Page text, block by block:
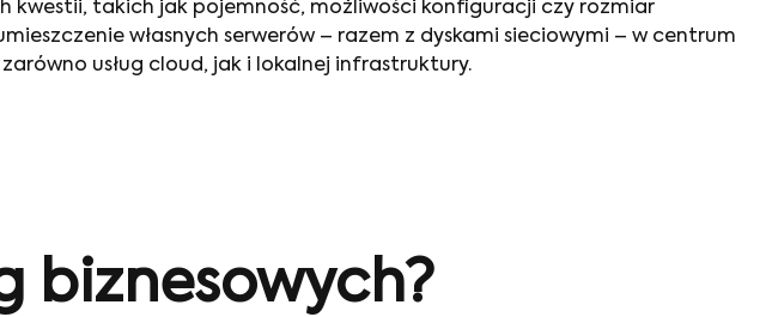
kwestii, takich jak pojemność, możliwości konfiguracji czy rozmiar
własnych serwerów – razem z dyskami sieciowymi – w centrum
usług cloud, jak i lokalnej infrastruktury.
biznesowych?